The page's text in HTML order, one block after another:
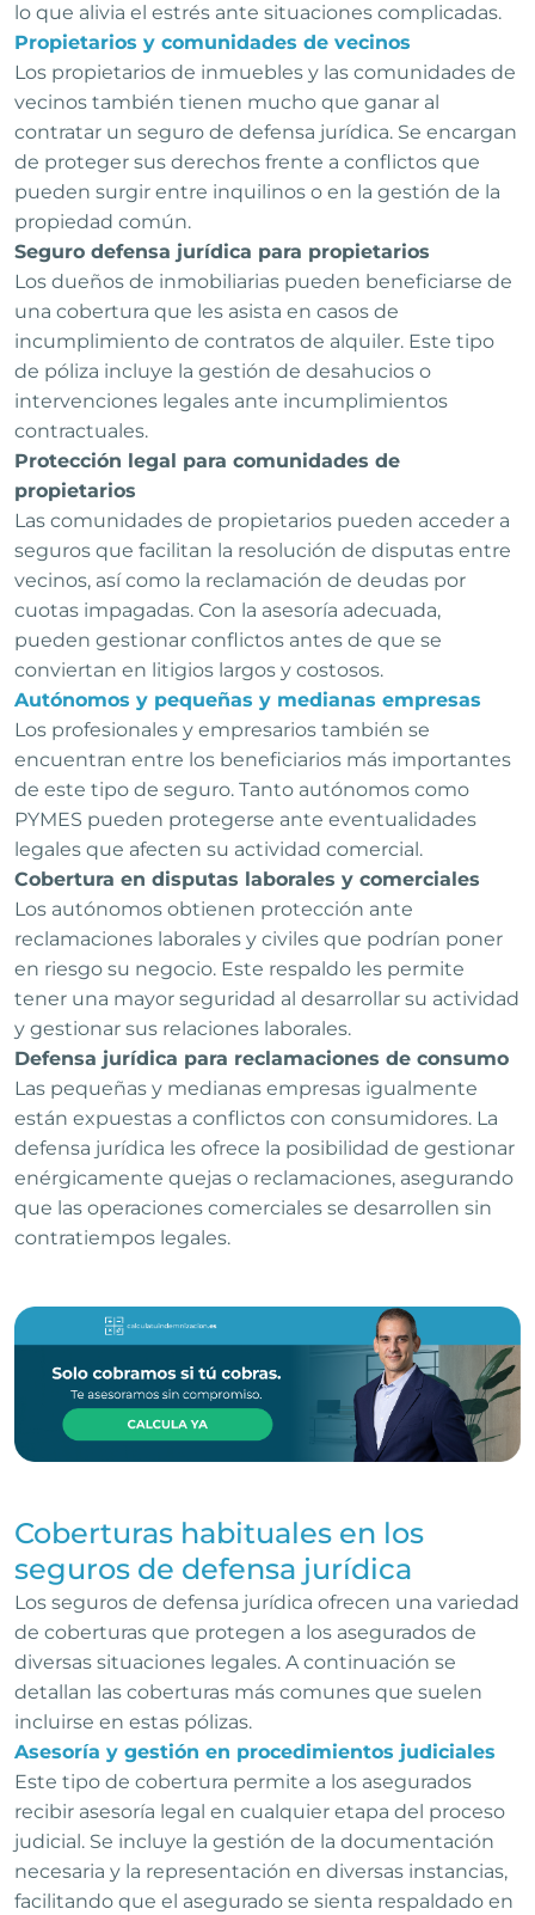
lo que alivia el estrés ante situaciones complicadas.
Propietarios y comunidades de vecinos
Los propietarios de inmuebles y las comunidades de
vecinos también tienen mucho que ganar al
contratar un seguro de defensa jurídica. Se encargan
de proteger sus derechos frente a conflictos que
pueden surgir entre inquilinos o en la gestión de la
propiedad común.
Seguro defensa jurídica para propietarios
Los dueños de inmobiliarias pueden beneficiarse de
una cobertura que les asista en casos de
incumplimiento de contratos de alquiler. Este tipo
de póliza incluye la gestión de desahucios o
intervenciones legales ante incumplimientos
contractuales.
Protección legal para comunidades de
propietarios
Las comunidades de propietarios pueden acceder a
seguros que facilitan la resolución de disputas entre
vecinos, así como la reclamación de deudas por
cuotas impagadas. Con la asesoría adecuada,
pueden gestionar conflictos antes de que se
conviertan en litigios largos y costosos.
Autónomos y pequeñas y medianas empresas
Los profesionales y empresarios también se
encuentran entre los beneficiarios más importantes
de este tipo de seguro. Tanto autónomos como
PYMES pueden protegerse ante eventualidades
legales que afecten su actividad comercial.
Cobertura en disputas laborales y comerciales
Los autónomos obtienen protección ante
reclamaciones laborales y civiles que podrían poner
en riesgo su negocio. Este respaldo les permite
tener una mayor seguridad al desarrollar su actividad
y gestionar sus relaciones laborales.
Defensa jurídica para reclamaciones de consumo
Las pequeñas y medianas empresas igualmente
están expuestas a conflictos con consumidores. La
defensa jurídica les ofrece la posibilidad de gestionar
enérgicamente quejas o reclamaciones, asegurando
que las operaciones comerciales se desarrollen sin
contratiempos legales.
Coberturas habituales en los
seguros de defensa jurídica
Los seguros de defensa jurídica ofrecen una variedad
de coberturas que protegen a los asegurados de
diversas situaciones legales. A continuación se
detallan las coberturas más comunes que suelen
incluirse en estas pólizas.
Asesoría y gestión en procedimientos judiciales
Este tipo de cobertura permite a los asegurados
recibir asesoría legal en cualquier etapa del proceso
judicial. Se incluye la gestión de la documentación
necesaria y la representación en diversas instancias,
facilitando que el asegurado se sienta respaldado en